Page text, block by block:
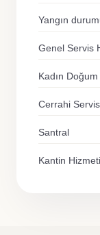
Yangın
Genel Servis
Kadın
Cerrahi Servis
Santral
Kantin Hizmeti